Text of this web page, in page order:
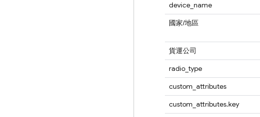
device_name
國家/地區
貨運公司
radio_type
custom_attributes
custom_attributes.key